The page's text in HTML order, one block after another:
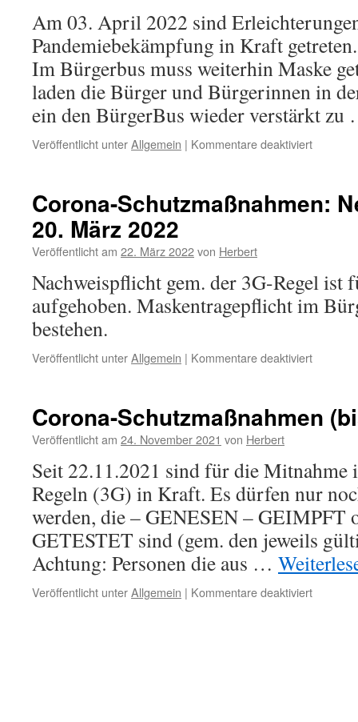
Neue
Preise
Am 03. April 2022 sind
Pandemiebekämpfung in Kraft
Im Bürgerbus muss weiterhin Maske
laden die Bürger und Bürgerinnen in
ein den BürgerBus wieder verstärkt
Veröffentlicht unterAllgemein | Kommentare deaktiviertfür
Corona-Schutzmaßnahmen:
20. März 2022
Veröffentlicht am 22. März 2022von Herbert
Nachweispflicht gem. der 3G-Regel ist
aufgehoben. Maskentragepflicht im
bestehen.
Veröffentlicht unterAllgemein | Kommentare deaktiviertfür
Regeln
März
Corona-Schutzmaßnahmen
Veröffentlicht am 24. November 2021 von Herbert
Seit 22.11.2021 sind für die Mitnahme
Regeln (3G) in Kraft. Es dürfen nur
werden, die – GENESEN – GEIMPFT
GETESTET sind (gem. den jeweils
Achtung: Personen die aus …
Veröffentlicht unterAllgemein | Kommentare deaktiviertfür